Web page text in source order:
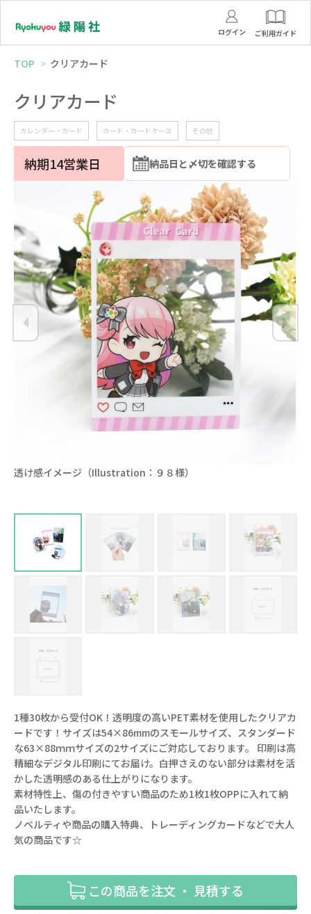
ログイン ご利用ガイド
TOP クリアカード
クリアカード
カレンダー・カード カード・カードケース その他
納期14営業日 納品日と〆切を確認する
透け感イメージ（Illustration：９８様）
1種30枚から受付OK！透明度の高いPET素材を使用したクリアカ
ードです！サイズは54×86mmのスモールサイズ、スタンダード
な63×88ｍｍサイズの2サイズにご対応しております。 印刷は高
精細なデジタル印刷にてお届け。白押さえのない部分は素材を活
かした透明感のある仕上がりになります。
素材特性上、傷の付きやすい商品のため1枚1枚OPPに入れて納
品いたします。
ノベルティや商品の購入特典、トレーディングカードなどで大人
気の商品です☆
この商品を注文 ・ 見積する